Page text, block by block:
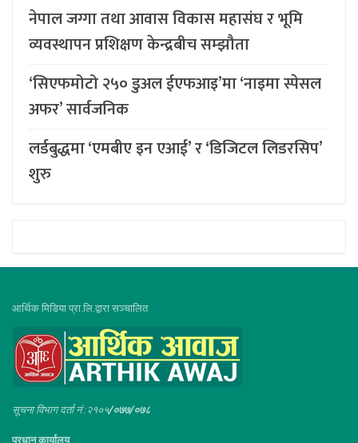
नेपाल जग्गा तथा आवास विकास महासंघ र भूमि
व्यवस्थापन प्रशिक्षण केन्द्रबीच सम्झौता
‘सिएफमोटो २५० डुअल ईएफआइ’मा ‘नाइमा स्पेसल
अफर’ सार्वजनिक
लर्डबुद्धमा ‘एमबीए इन एआई’ र ‘डिजिटल लिडरसिप’
शुरु
आर्थिक मिडिया प्रा.लि.द्वारा सञ्चालित
सूचना विभाग दर्ता नं :२१०५/०७७/०७८
प्रधान कार्यालय